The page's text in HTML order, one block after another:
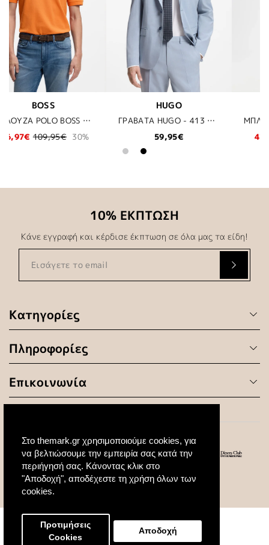
Στο themark.gr χρησιμοποιούμε cookies, για
να βελτιώσουμε την εμπειρία σας κατά την
περιήγησή σας. Κάνοντας κλικ στο
"Αποδοχή", αποδέχεστε τη χρήση όλων των
cookies.
Προτιμήσεις
Cookies
Αποδοχή
ΓΡΑΒΑΤΑ HUGO - 413 ΜΠΛΕ
ΜΠΛΟΥΖΑ BALR. - 906 BRIGHT WHITE
42,50€
Κατηγορίες
Πληροφορίες
Επικοινωνία
10% ΕΚΠΤΩΣΗ
Κάνε εγγραφή και κέρδισε έκπτωση σε όλα μας τα είδη!
© 2020 All Rights Reserved. Created by